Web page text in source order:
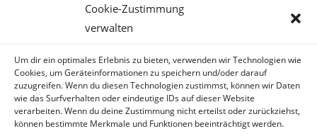
Cookie-Zustimmung
verwalten
Um dir ein optimales Erlebnis zu bieten, verwenden wir Technologien wie
Cookies, um Geräteinformationen zu speichern und/oder darauf
zuzugreifen. Wenn du diesen Technologien zustimmst, können wir Daten
wie das Surfverhalten oder eindeutige IDs auf dieser Website
verarbeiten. Wenn du deine Zustimmung nicht erteilst oder zurückziehst,
können bestimmte Merkmale und Funktionen beeinträchtigt werden.
Opens
in
a
new
tab
Opens
in
a
new
tab
Opens
in
a
new
tab
Für den Newsletter anmelden
Email Address*